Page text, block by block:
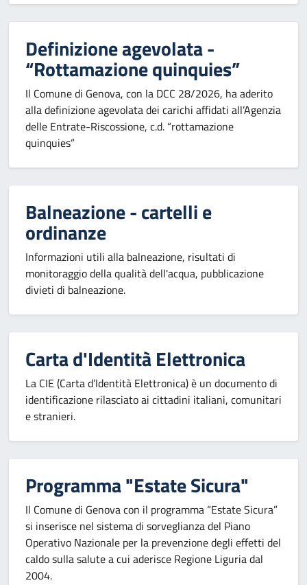
Definizione agevolata -
“Rottamazione quinquies”
Il Comune di Genova, con la DCC 28/2026, ha aderito
alla definizione agevolata dei carichi affidati all’Agenzia
delle Entrate-Riscossione, c.d. “rottamazione
quinquies”
Balneazione - cartelli e
ordinanze
Informazioni utili alla balneazione, risultati di
monitoraggio della qualità dell'acqua, pubblicazione
divieti di balneazione.
Carta d'Identità Elettronica
La CIE (Carta d’Identità Elettronica) è un documento di
identificazione rilasciato ai cittadini italiani, comunitari
e stranieri.
Programma "Estate Sicura"
Il Comune di Genova con il programma “Estate Sicura”
si inserisce nel sistema di sorveglianza del Piano
Operativo Nazionale per la prevenzione degli effetti del
caldo sulla salute a cui aderisce Regione Liguria dal
2004.